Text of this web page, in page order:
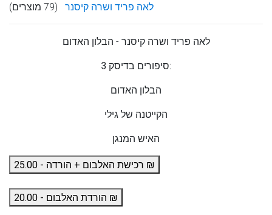
לאה פריד ושרה קיסנר (79 מוצרים)
לאה פריד ושרה קיסנר - הבלון האדום
3 סיפורים בדיסק:
הבלון האדום
הקייטנה של גילי
האיש המנגן
רכישת האלבום + הורדה - 25.00 ₪
הורדת האלבום - 20.00 ₪